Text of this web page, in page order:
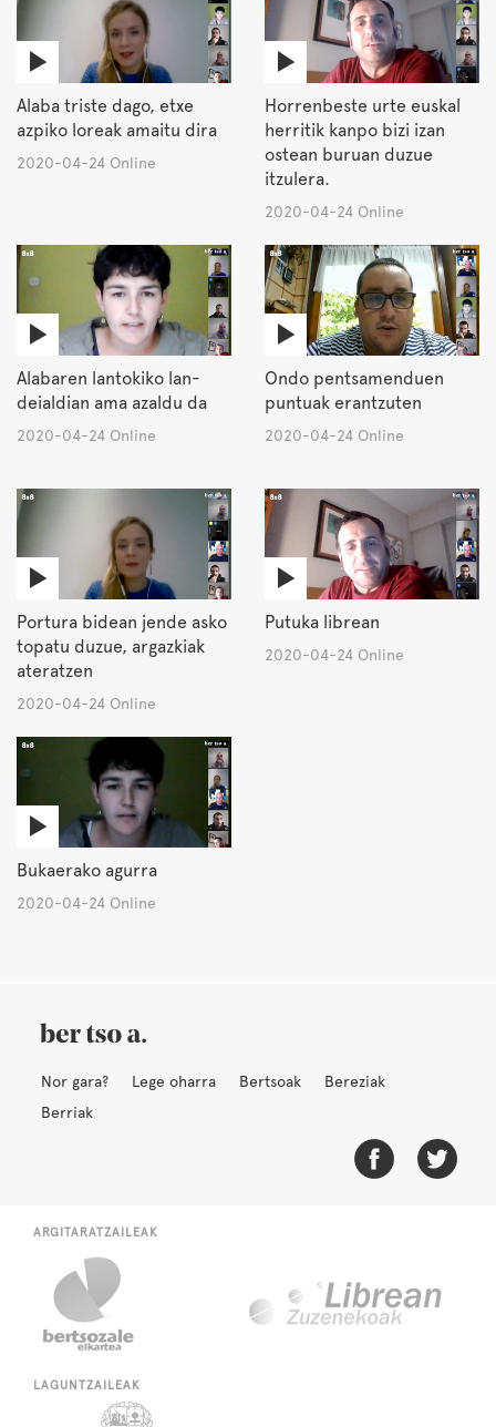
Alaba triste dago, etxe
azpiko loreak amaitu dira
2020-04-24 Online
Horrenbeste urte euskal
herritik kanpo bizi izan
ostean buruan duzue
itzulera.
2020-04-24 Online
Alabaren lantokiko lan-
deialdian ama azaldu da
2020-04-24 Online
Ondo pentsamenduen
puntuak erantzuten
2020-04-24 Online
Portura bidean jende asko
topatu duzue, argazkiak
ateratzen
2020-04-24 Online
Putuka librean
2020-04-24 Online
Bukaerako agurra
2020-04-24 Online
Nor gara? Lege oharra Bertsoak
Bereziak
Berriak
ARGITARATZAILEAK
LAGUNTZAILEAK